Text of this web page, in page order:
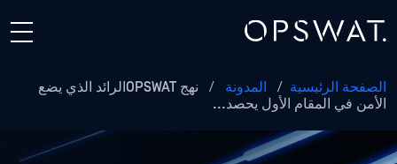
الصفحة الرئيسية / المدونة /
نهج OPSWATالرائد الذي يضع
الأمن في المقام الأول يحصد...